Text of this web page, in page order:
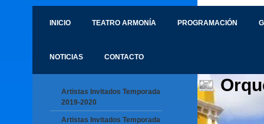
INICIO TEATRO ARMONÍA PROGRAMACIÓN
NOTICIAS CONTACTO
Artistas Invitados Temporada
2019-2020
Artistas Invitados Temporada